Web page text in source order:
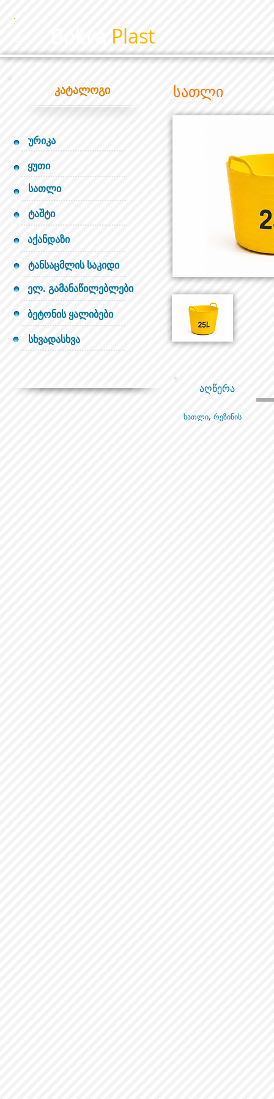
Plast
კატალოგი
ურიკა
ყუთი
ტაშტი
აქანდაზი
ტანსაცმლის საკიდი
ელ. გამანაწილებლები
ბეტონის ყალიბები
სხვადასხვა
სათლი
სათლი
აღწერა
სათლი, რეზინის